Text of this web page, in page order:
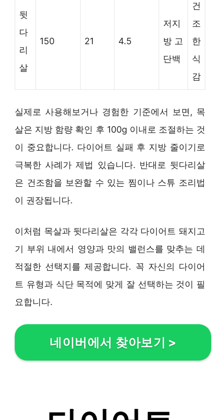
뒷
다
리
살
150 21 4.5
저지
방 고
단백
건
조
한
식
감
실제로 사용해보거나 경험한 기준에서 보면, 목
살은 지방 함량 확인 후 100g 이내로 조절하는 것
이 중요합니다. 다이어트 실패 후 지방 줄이기로
극복한 사례가 제법 있습니다. 반대로 뒷다리살
은 건조함을 보완할 수 있는 찜이나 스튜 조리법
이 권장됩니다.
이처럼 목살과 뒷다리살은 각각 다이어트 돼지고
기 부위 내에서 영양과 맛의 밸런스를 맞추는 데
적절한 선택지를 제공합니다. 꼭 자신의 다이어
트 유형과 식단 목적에 맞게 잘 선택하는 것이 필
요합니다.
네이버에서 찾아보기 >